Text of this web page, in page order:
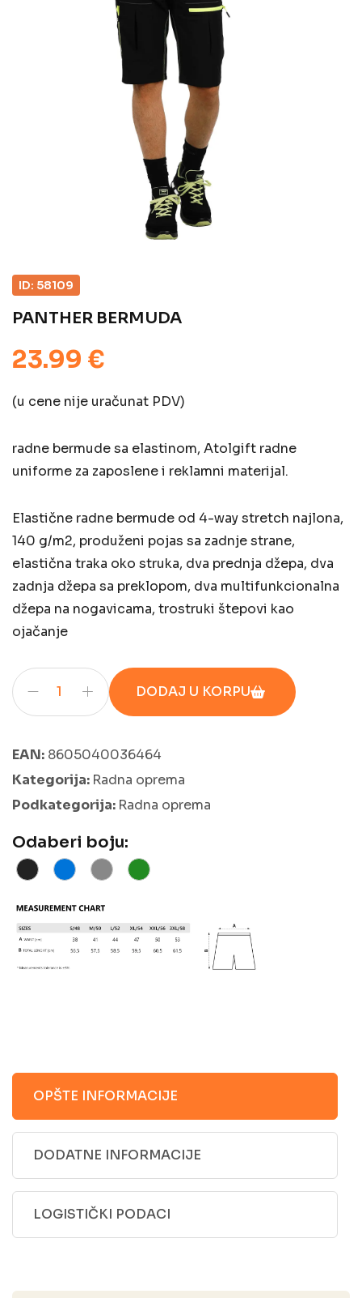
ID: 58109
PANTHER BERMUDA
23.99 €
(u cene nije uračunat PDV)
radne bermude sa elastinom, Atolgift radne
uniforme za zaposlene i reklamni materijal.
Elastične radne bermude od 4-way stretch najlona,
140 g/m2, produženi pojas sa zadnje strane,
elastična traka oko struka, dva prednja džepa, dva
zadnja džepa sa preklopom, dva multifunkcionalna
džepa na nogavicama, trostruki štepovi kao
ojačanje
DODAJ U KORPU
EAN: 8605040036464
Kategorija: Radna oprema
Podkategorija: Radna oprema
Odaberi boju:
OPŠTE INFORMACIJE
DODATNE INFORMACIJE
LOGISTIČKI PODACI